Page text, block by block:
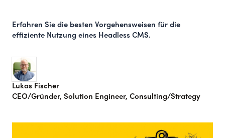
Erfahren Sie die besten Vorgehensweisen für die
effiziente Nutzung eines Headless CMS.
Lukas Fischer
CEO/Gründer, Solution Engineer, Consulting/Strategy